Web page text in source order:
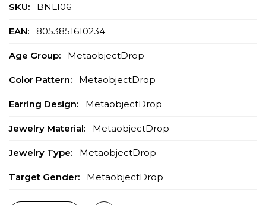
SKU: BNL106
EAN: 8053851610234
Age Group: MetaobjectDrop
Color Pattern: MetaobjectDrop
Earring Design: MetaobjectDrop
Jewelry Material: MetaobjectDrop
Jewelry Type: MetaobjectDrop
Target Gender: MetaobjectDrop